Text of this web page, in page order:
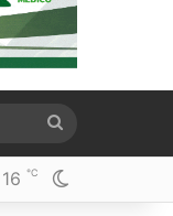
for
16 ℃